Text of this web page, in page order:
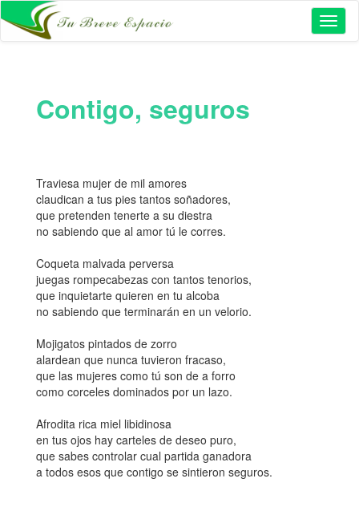
Contigo, seguros
Traviesa mujer de mil amores
claudican a tus pies tantos soñadores,
que pretenden tenerte a su diestra
no sabiendo que al amor tú le corres.
Coqueta malvada perversa
juegas rompecabezas con tantos tenorios,
que inquietarte quieren en tu alcoba
no sabiendo que terminarán en un velorio.
Mojigatos pintados de zorro
alardean que nunca tuvieron fracaso,
que las mujeres como tú son de a forro
como corceles dominados por un lazo.
Afrodita rica miel libidinosa
en tus ojos hay carteles de deseo puro,
que sabes controlar cual partida ganadora
a todos esos que contigo se sintieron seguros.